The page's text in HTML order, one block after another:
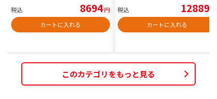
税込 8694円
カートに入れる
税込 12889
カートに入れる
このカテゴリをもっと見る